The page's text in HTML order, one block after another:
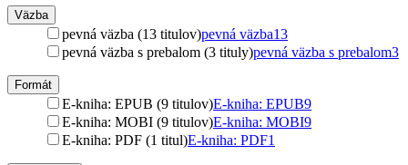
Väzba
pevná väzba (13 titulov)pevná väzba13
pevná väzba s prebalom (3 tituly)pevná väzba s prebalom3
Formát
E-kniha: EPUB (9 titulov)E-kniha: EPUB9
E-kniha: MOBI (9 titulov)E-kniha: MOBI9
E-kniha: PDF (1 titul)E-kniha: PDF1